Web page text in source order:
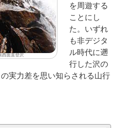
西面直登沢
を周遊する
ことにし
た。いずれ
も非デジタ
ル時代に遡
行した沢の
実力差を思い知らされる山行